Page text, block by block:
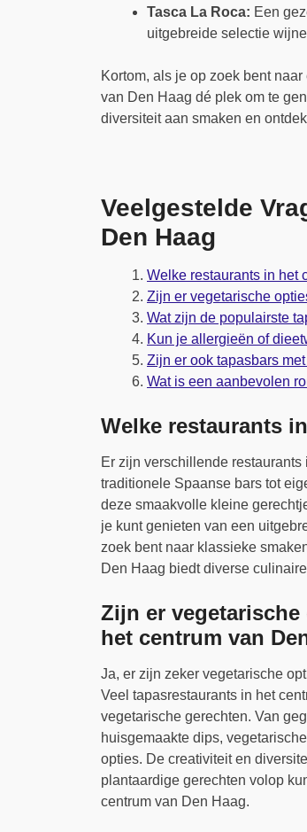
Tasca La Roca: Een
uitgebreide selectie
Kortom, als je op zoek bent
van Den Haag dé plek om te
diversiteit aan smaken en
Veelgestelde
Den Haag
Welke restaurants in het
Zijn er vegetarische
Wat zijn de populairste
Kun je allergieën of
Zijn er ook tapasbars
Wat is een aanbevolen
Welke restaurants
Er zijn verschillende
traditionele Spaanse bars tot
deze smaakvolle kleine
je kunt genieten van een
zoek bent naar klassieke
Den Haag biedt diverse
Zijn er
het centrum van
Ja, er zijn zeker vegetarische
Veel tapasrestaurants in het
vegetarische gerechten. Van
huisgemaakte dips,
opties. De creativiteit en
plantaardige gerechten volop
centrum van Den Haag.